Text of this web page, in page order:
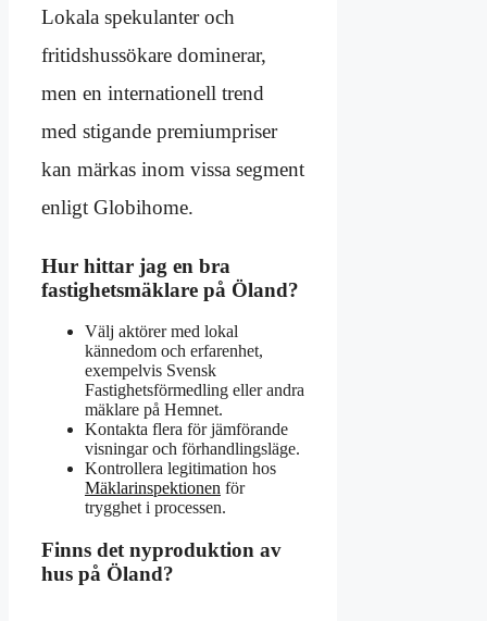
Lokala spekulanter och
fritidshussökare dominerar,
men en internationell trend
med stigande premiumpriser
kan märkas inom vissa segment
enligt Globihome.
Hur hittar jag en bra
fastighetsmäklare på Öland?
Välj aktörer med lokal
kännedom och erfarenhet,
exempelvis Svensk
Fastighetsförmedling eller andra
mäklare på Hemnet.
Kontakta flera för jämförande
visningar och förhandlingsläge.
Kontrollera legitimation hos
Mäklarinspektionen för
trygghet i processen.
Finns det nyproduktion av
hus på Öland?